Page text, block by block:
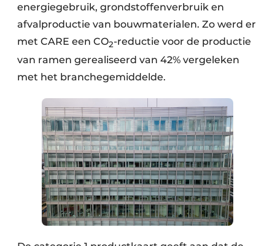
energiegebruik, grondstoffenverbruik en
afvalproductie van bouwmaterialen. Zo werd er
met CARE een CO2-reductie voor de productie
van ramen gerealiseerd van 42% vergeleken
met het branchegemiddelde.